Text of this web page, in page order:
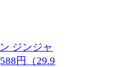
ジンジャ
円（29.9